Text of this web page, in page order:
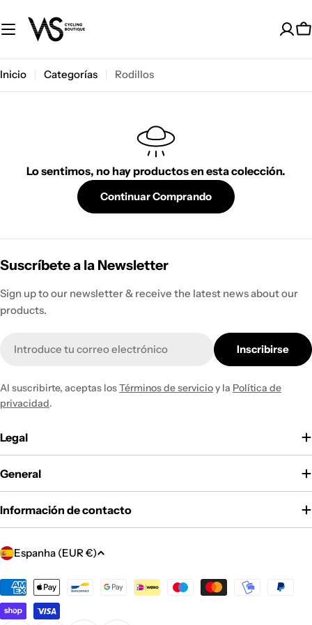
al
contenido
Inicio Categorías Rodillos
Lo sentimos, no hay productos en esta colección.
Continuar Comprando
Suscríbete a la Newsletter
Sign up to our newsletter & receive the latest news about our
products.
electrónico
Inscribirse
Al suscribirte, aceptas losTérminos de servicioy la Política de
privacidad.
Legal
General
Información de contacto
P
í
s
Espanha (EUR €)
Métodos
de
pago